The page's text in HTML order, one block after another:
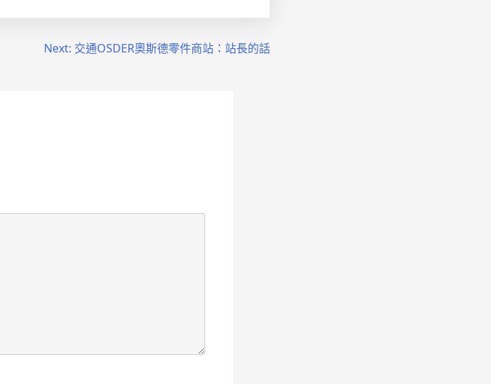
Next: 交通OSDER奧斯德零件商站：站長的話